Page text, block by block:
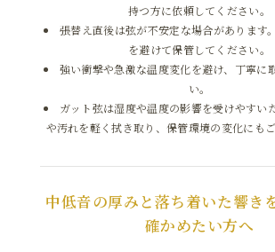
持つ方に依頼してください。
張替え直後は弦が不安定な場合があります
を避けて保管してください。
強い衝撃や急激な温度変化を避け、丁寧に
い。
ガット弦は湿度や温度の影響を受けやすい
や汚れを軽く拭き取り、保管環境の変化にもご
中低音の厚みと落ち着いた響き
確かめたい方へ